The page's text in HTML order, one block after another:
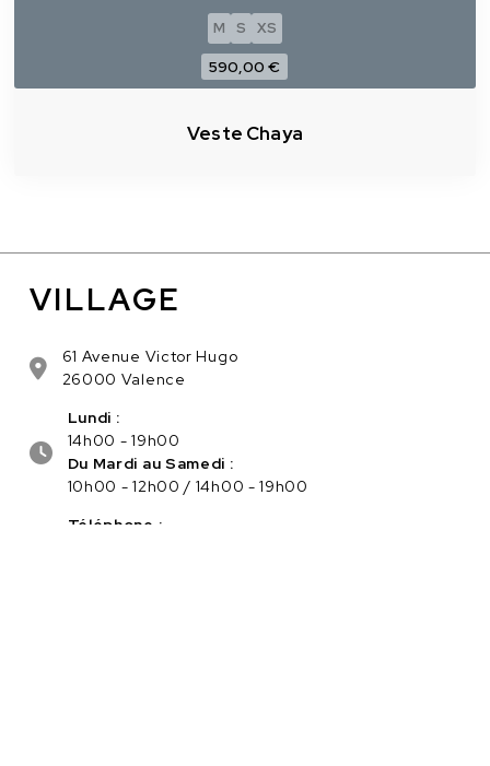
M S XS
590,00 €
Veste Chaya
VILLAGE
61 Avenue Victor Hugo
26000 Valence
Lundi :
14h00 - 19h00
Du Mardi au Samedi :
10h00 - 12h00 / 14h00 - 19h00
Téléphone :